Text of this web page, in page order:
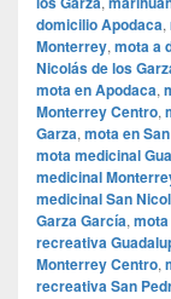
domicilio Apodaca,
Monterrey, mota a
Nicolás de los
mota en Apodaca,
Monterrey Centro,
Garza, mota en
mota medicinal
medicinal
medicinal San
Garza García,
recreativa
Monterrey Centro,
recreativa San